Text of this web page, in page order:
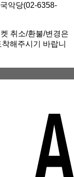
악당(02-6358-
취소/환불/변경은
해주시기 바랍니